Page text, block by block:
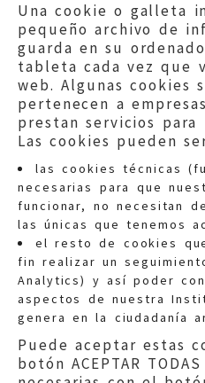
Una cookie o galleta
pequeño archivo de
guarda en su
tableta cada vez que
web. Algunas cookies
pertenecen a
prestan servicios para
Las cookies pueden
las cookies técnicas
necesarias para que
funcionar, no necesitan
las únicas que tenemos
el resto de cookies
fin realizar un
Analytics) y así poder
aspectos de nuestra
genera en la ciudadanía
Puede aceptar estas
botón ACEPTAR
Quejas:
Teléfonos:900